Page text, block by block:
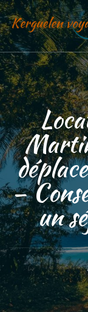
Trouvez vos meilleures
–
un